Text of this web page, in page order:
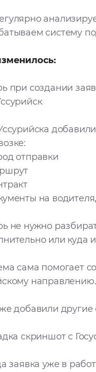
систему
при создании
отправки
на
не нужно
или куда
сама помогает
направлению.
добавили другие
скриншот с
заявка уже в